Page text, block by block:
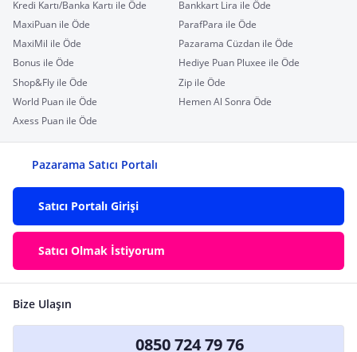
Kredi Kartı/Banka Kartı ile Öde
Bankkart Lira ile Öde
MaxiPuan ile Öde
ParafPara ile Öde
MaxiMil ile Öde
Pazarama Cüzdan ile Öde
Bonus ile Öde
Hediye Puan Pluxee ile Öde
Shop&Fly ile Öde
Zip ile Öde
World Puan ile Öde
Hemen Al Sonra Öde
Axess Puan ile Öde
Pazarama Satıcı Portalı
Satıcı Portalı Girişi
Satıcı Olmak İstiyorum
Bize Ulaşın
0850 724 79 76